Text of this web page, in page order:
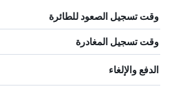
وقت تسجيل الصعود للطائرة
وقت تسجيل المغادرة
الدفع والإلغاء